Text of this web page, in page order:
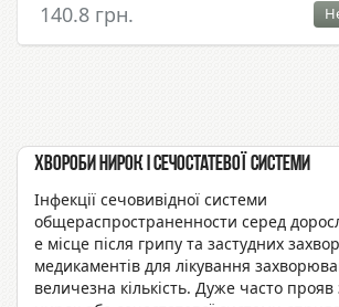
140.8 грн.
Хвороби нирок і сечостатевої системи
Інфекції сечовивідної системи
общераспространенности серед
е місце після грипу та застудних
медикаментів для лікування
величезна кількість. Дуже часто